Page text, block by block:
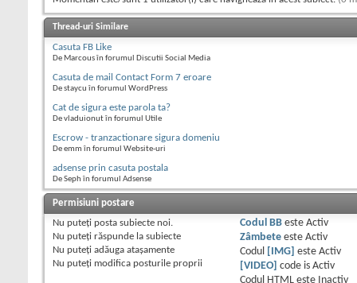
Thread-uri Similare
Casuta FB Like
De Marcous în forumul Discutii Social Media
Casuta de mail Contact Form 7 eroare
De staycu în forumul WordPress
Cat de sigura este parola ta?
De vladuionut în forumul Utile
Escrow - tranzactionare sigura domeniu
De emm în forumul Website-uri
adsense prin casuta postala
De Seph în forumul Adsense
Permisiuni postare
Nu puteţi posta subiecte noi.
Nu puteţi răspunde la subiecte
Nu puteţi adăuga ataşamente
Nu puteţi modifica posturile proprii
Codul BBeste Activ
Zâmbeteeste Activ
Codul
[IMG] este Activ
[VIDEO] code is Activ
Codul HTML este
Inactiv